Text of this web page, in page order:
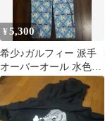
¥5,300
希少♪ガルフィー 派手
オーバーオール 水色
y2k ワッペン サロペッ